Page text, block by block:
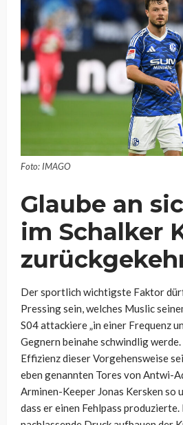
Foto: IMAGO
Glaube an
im Schalker
Der sportlich wichtigste Faktor
Pressing sein, welches Muslic
S04 attackiere „in einer Frequenz
Gegnern beinahe schwindlig
Effizienz dieser Vorgehensweise
eben genannten Tores von Antwi-
Arminen-Keeper Jonas Kersken so
dass er einen Fehlpass